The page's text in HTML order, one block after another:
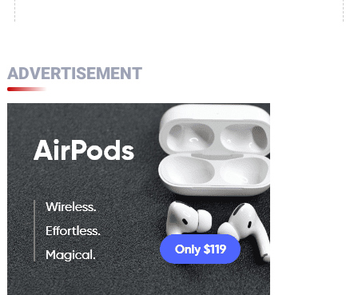
ADVERTISEMENT